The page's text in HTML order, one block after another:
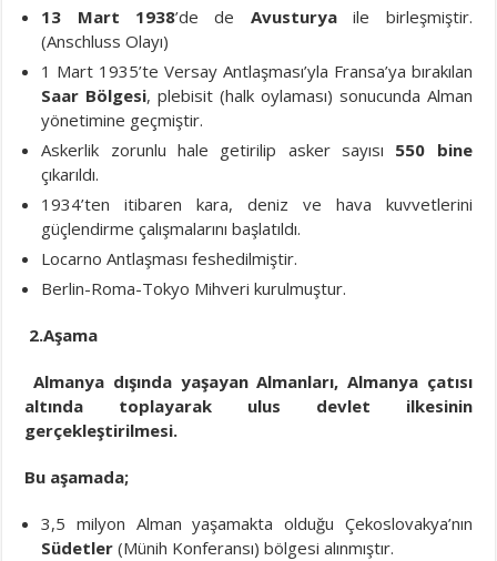
13 Mart 1938’de de Avusturyaile birleşmiştir.
(Anschluss Olayı)
1 Mart 1935’te Versay Antlaşması’yla Fransa’ya bırakılan
Saar Bölgesi, plebisit (halk oylaması) sonucunda Alman
yönetimine geçmiştir.
Askerlik zorunlu hale getirilip asker sayısı 550 bine
çıkarıldı.
1934’ten itibaren kara, deniz ve hava kuvvetlerini
güçlendirme çalışmalarını başlatıldı.
Locarno Antlaşması feshedilmiştir.
Berlin-Roma-Tokyo Mihveri kurulmuştur.
2.Aşama
Almanya dışında yaşayan Almanları, Almanya çatısı
altında toplayarak ulus devlet ilkesinin
gerçekleştirilmesi.
Bu aşamada;
3,5 milyon Alman yaşamakta olduğu Çekoslovakya’nın
Südetler(Münih Konferansı) bölgesi alınmıştır.